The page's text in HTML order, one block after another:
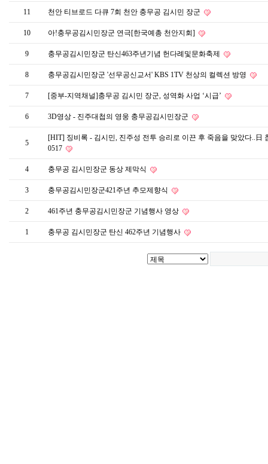
11 천안 티브로드 다큐 7회 천안 충무공 김시민 장군
10 아!충무공김시민장군 연극[한국예총 천안지회]
9 충무공김시민장군 탄신463주년기념 헌다례및문화축제
8 충무공김시민장군 '선무공신교서' KBS 1TV 천상의 컬렉션 방영
7 [중부-지역채널]충무공 김시민 장군, 성역화 사업 ‘시급’
6 3D영상 - 진주대첩의 영웅 충무공김시민장군
5
[HIT] 징비록 - 김시민, 진주성 전투 승리로 이끈 후 죽음을 맞았다..日
0517
4 충무공 김시민장군 동상 제막식
3 충무공김시민장군421주년 추모제향식
2 461주년 충무공김시민장군 기념행사 영상
1 충무공 김시민장군 탄신 462주년 기념행사